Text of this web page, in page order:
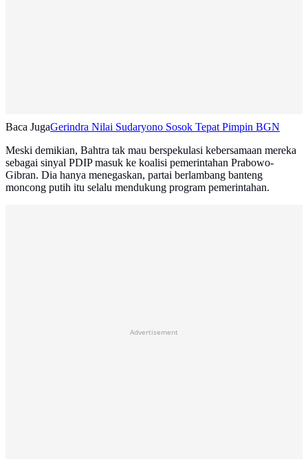
Baca JugaGerindra Nilai Sudaryono Sosok Tepat Pimpin BGN
Meski demikian, Bahtra tak mau berspekulasi kebersamaan mereka
sebagai sinyal PDIP masuk ke koalisi pemerintahan Prabowo-
Gibran. Dia hanya menegaskan, partai berlambang banteng
moncong putih itu selalu mendukung program pemerintahan.
Advertisement